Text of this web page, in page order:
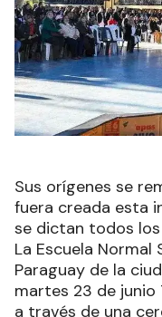
Sus orígenes se
fuera creada esta
se dictan todos los
La Escuela Normal
Paraguay de la
martes 23 de
a través de una